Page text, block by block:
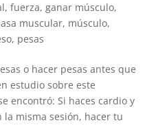
, fuerza, ganar músculo,
muscular, músculo,
, pesas
o hacer pesas antes que
estudio sobre este
encontró: Si haces cardio y
la misma sesión, hacer tu